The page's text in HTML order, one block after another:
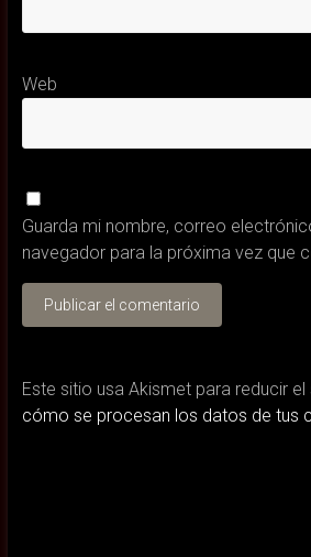
Web
Guarda mi nombre, correo
navegador para la próxima vez que
Este sitio usa Akismet para reducir el
cómo se procesan los datos de tus